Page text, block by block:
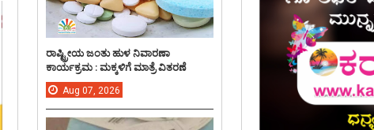
ರಾಷ್ಟ್ರೀಯ ಜಂತು ಹುಳ ನಿವಾರಣಾ
ಕಾರ್ಯಕ್ರಮ : ಮಕ್ಕಳಿಗೆ ಮಾತ್ರೆ ವಿತರಣೆ
Aug 07, 2026